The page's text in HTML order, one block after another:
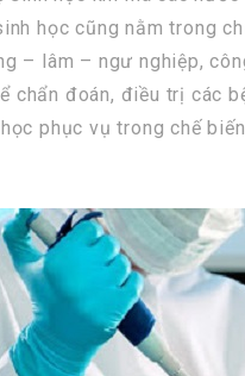
học cũng nằm trong
– lâm – ngư nghiệp,
đoán, điều trị các
phục vụ trong chế